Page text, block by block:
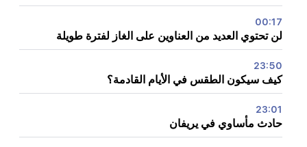
00:17
لن تحتوي العديد من العناوين على الغاز لفترة طويلة
23:50
كيف سيكون الطقس في الأيام القادمة؟
23:01
حادث مأساوي في يريفان